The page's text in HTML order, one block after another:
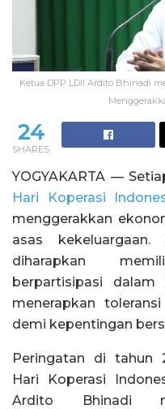
Ketua DPP LDII Ardito Bhinadi
24
SHARES
YOGYAKARTA —
Hari Koperasi
menggerakkan
asas
diharapkan
berpartisipasi dalam
menerapkan
demi kepentingan
Peringatan di tahun
Hari Koperasi
Ardito Bhinadi